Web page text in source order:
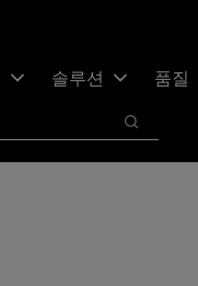
솔루션
품질
검색